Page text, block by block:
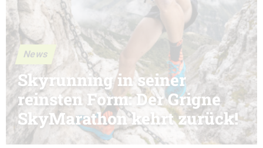
News
Skyrunning in seiner
reinsten Form: Der Grigne
SkyMarathon kehrt zurück!